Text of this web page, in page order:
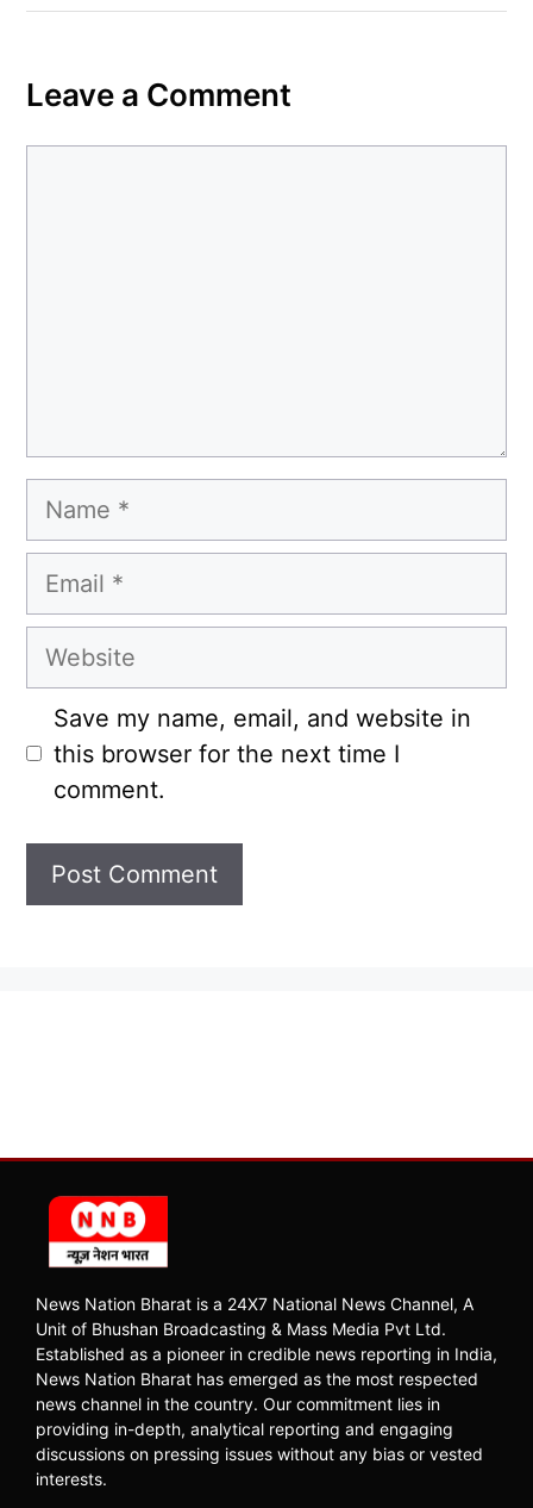
Leave a Comment
Name
Email
Website
Save my name, email, and website in
this browser for the next time I
comment.
News Nation Bharat is a 24X7 National News Channel, A
Unit of Bhushan Broadcasting & Mass Media Pvt Ltd.
Established as a pioneer in credible news reporting in India,
News Nation Bharat has emerged as the most respected
news channel in the country. Our commitment lies in
providing in-depth, analytical reporting and engaging
discussions on pressing issues without any bias or vested
interests.